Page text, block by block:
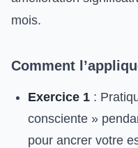
mois.
Comment
Exercice 1 :
consciente »
pour ancrer votre